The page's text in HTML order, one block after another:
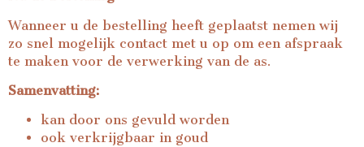
Wanneer u de bestelling heeft geplaatst nemen wij
zo snel mogelijk contact met u op om een afspraak
te maken voor de verwerking van de as.
Samenvatting:
kan door ons gevuld worden
ook verkrijgbaar in goud